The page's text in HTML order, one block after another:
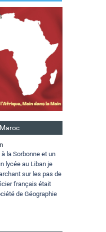
la Sorbonne et un
lycée au Liban je
sur les pas de
français était
de Géographie